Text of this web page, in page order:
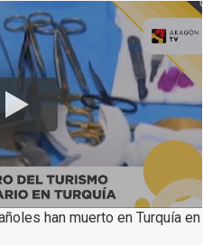
han muerto en Turquía en